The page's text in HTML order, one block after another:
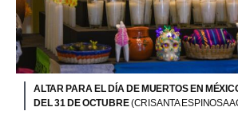
ALTAR PARA EL DÍA DE MUERTOS EN
DEL 31 DE OCTUBRE(CRISANTA ESPINOSA